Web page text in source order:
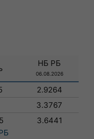
НБ РБ
06.08.2026
2.9264
3.3767
3.6441